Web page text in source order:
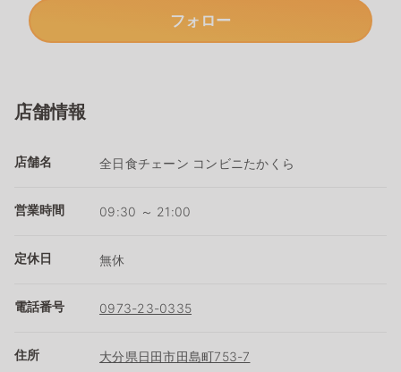
フォロー
店舗情報
店舗名 全日食チェーン コンビニたかくら
営業時間 09:30 ～ 21:00
定休日 無休
電話番号 0973-23-0335
住所 大分県日田市田島町753-7